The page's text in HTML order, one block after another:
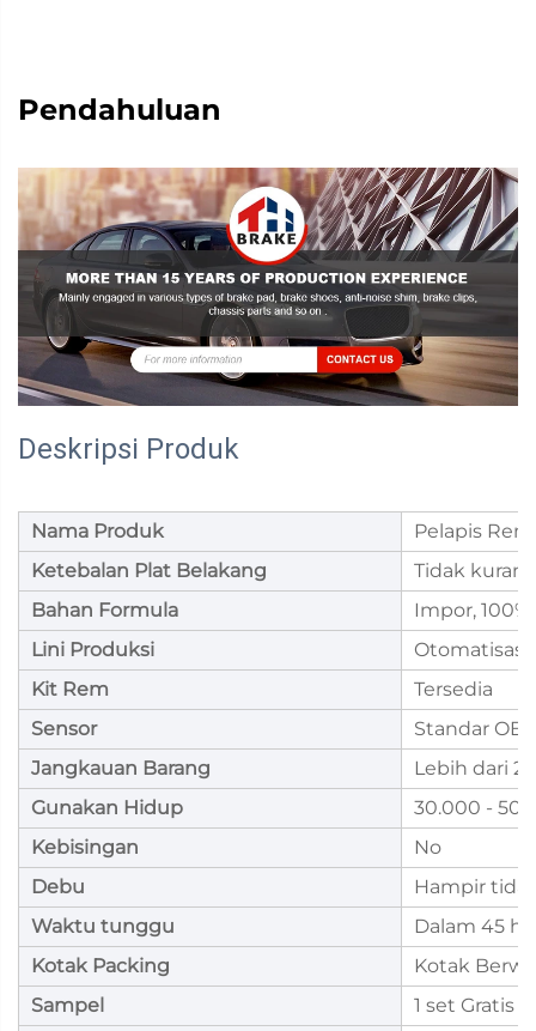
Pendahuluan
Deskripsi Produk
Nama Produk
Pelapis Rem
Ketebalan Plat Belakang
Tidak
Bahan Formula
Impor,
Lini Produksi
Otomatisasi
Kit Rem
Tersedia
Sensor
Standar OE
Jangkauan Barang
Lebih dari
Gunakan Hidup
30.000 -
Kebisingan
No
Debu
Hampir
Waktu tunggu
Dalam 45
Kotak Packing
Kotak
Sampel
1 set Gratis